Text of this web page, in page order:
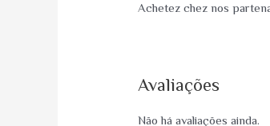
Achetez chez nos
Avaliações
Não há avaliações ainda.